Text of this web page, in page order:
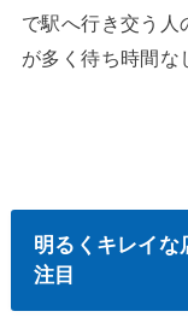
で駅へ行き交う人
が多く待ち時間な
明るくキレイな
注目